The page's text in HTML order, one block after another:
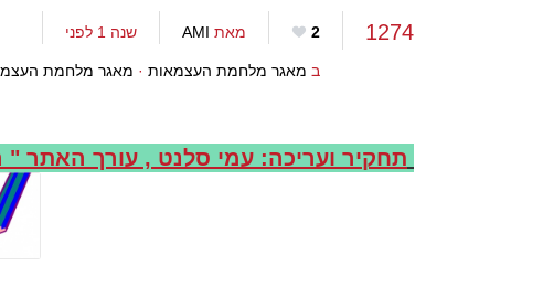
1274
2 מאת AMI שנה 1 לפני
ב מאגר מלחמת העצמאות · מאגר מלחמת
תחקיר ועריכה: עמי סלנט , עורך האתר "